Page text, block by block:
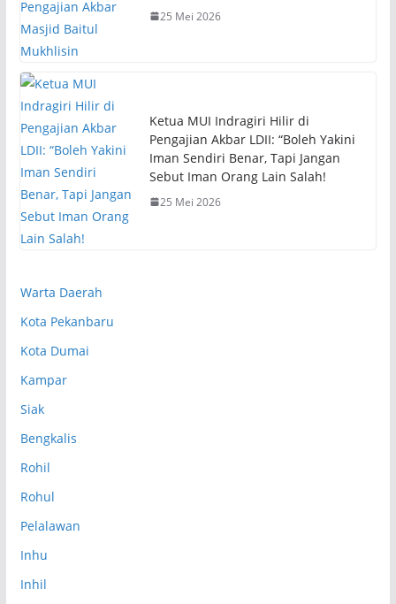
25 Mei 2026
Ketua MUI Indragiri Hilir di
Pengajian Akbar LDII: “Boleh Yakini
Iman Sendiri Benar, Tapi Jangan
Sebut Iman Orang Lain Salah!
25 Mei 2026
Warta Daerah
Kota Pekanbaru
Kota Dumai
Kampar
Siak
Bengkalis
Rohil
Rohul
Pelalawan
Inhu
Inhil